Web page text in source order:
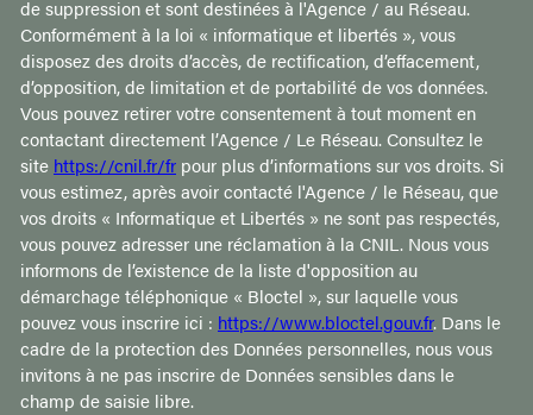
de suppression et sont destinées à l'Agence / au Réseau.
Conformément à la loi « informatique et libertés », vous
disposez des droits d’accès, de rectification, d’effacement,
d’opposition, de limitation et de portabilité de vos données.
Vous pouvez retirer votre consentement à tout moment en
contactant directement l’Agence / Le Réseau. Consultez le
site https://cnil.fr/fr pour plus d’informations sur vos droits. Si
vous estimez, après avoir contacté l'Agence / le Réseau, que
vos droits « Informatique et Libertés » ne sont pas respectés,
vous pouvez adresser une réclamation à la CNIL. Nous vous
informons de l’existence de la liste d'opposition au
démarchage téléphonique « Bloctel », sur laquelle vous
pouvez vous inscrire ici : https://www.bloctel.gouv.fr. Dans le
cadre de la protection des Données personnelles, nous vous
invitons à ne pas inscrire de Données sensibles dans le
champ de saisie libre.